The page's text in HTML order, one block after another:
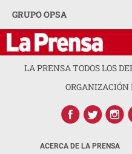
GRUPO OPSA
LA PRENSA TODOS LOS
ACERCA DE LA PRENSA